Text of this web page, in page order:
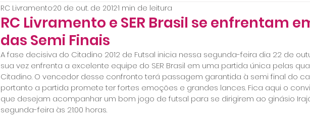
RC Livramento e SER Brasil se enfrentam
das Semi Finais
RC Livramento20 de out. de 20121 min de leitura
A fase decisiva do Citadino 2012 de Futsal inicia nessa segunda-feira dia 22 de
sua vez enfrenta a excelente equipe do SER Brasil em uma partida única pelas
Citadino. O vencedor desse confronto terá passagem garantida à semi final do
portanto a partida promete ter fortes emoções e grandes lances. Fica aqui o
que desejam acompanhar um bom jogo de futsal para se dirigirem ao ginásio
segunda-feira às 21:00 horas.